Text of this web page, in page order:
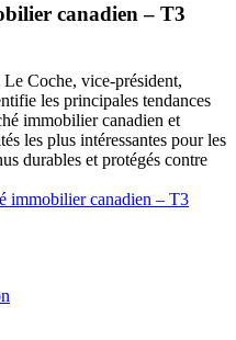
canadien – T3
Coche, vice-président,
les principales tendances
immobilier canadien et
les plus intéressantes pour les
durables et protégés contre
immobilier canadien – T3